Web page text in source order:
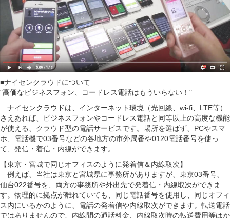
■ナイセンクラウドについて
"高価なビジネスフォン、コードレス電話はもういらない！"
ナイセンクラウドは、インターネット環境（光回線、wi-fi、LTE等）
さえあれば、ビジネスフォンやコードレス電話と同等以上の高度な機能
が使える、クラウド型の電話サービスです。場所を選ばず、PCやスマ
ホ、電話機で03番号などの各地方の市外局番や0120電話番号を使っ
て、発信・着信・内線ができます。
【東京・宮城で同じオフィスのように発着信＆内線取次】
例えば、当社は東京と宮城県に事務所がありますが、東京03番号、
仙台022番号を、両方の事務所や外出先で発着信・内線取次ができま
す。物理的に拠点が離れていても、同じ電話番号を使用し、同じオフィ
ス内にいるかのように、電話の発着信や内線取次ができます。転送電話
ではありませんので、内線間の通話料金、内線取次時の転送費用等はか